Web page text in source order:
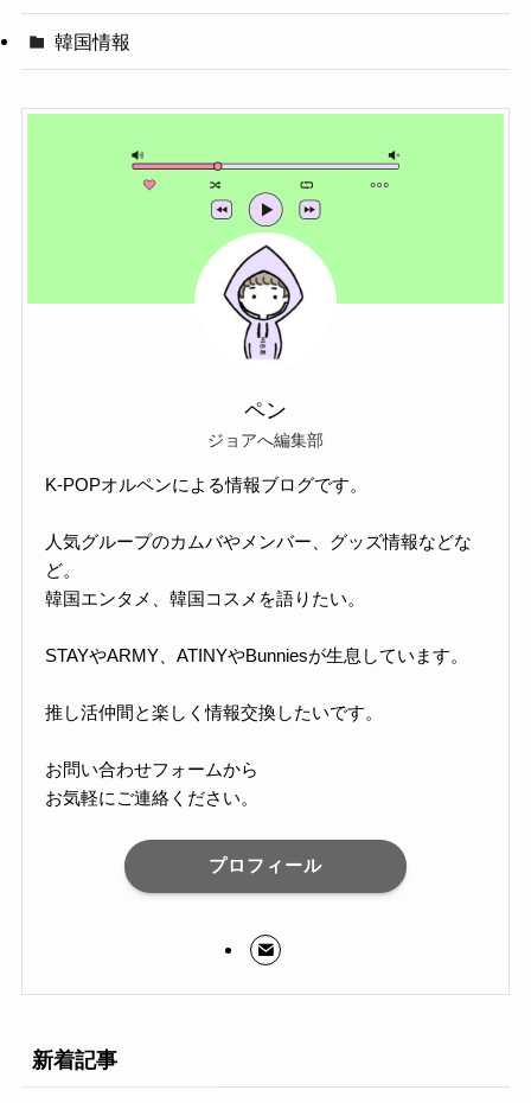
韓国情報
ペン
ジョアへ編集部
K-POPオルペンによる情報ブログです。
人気グループのカムバやメンバー、グッズ情報などな
ど。
韓国エンタメ、韓国コスメを語りたい。
STAYやARMY、ATINYやBunniesが生息しています。
推し活仲間と楽しく情報交換したいです。
お問い合わせフォームから
お気軽にご連絡ください。
プロフィール
新着記事